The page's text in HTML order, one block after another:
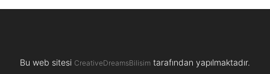
Bu web sitesi CreativeDreamsBilisim tarafından yapılmaktadır.